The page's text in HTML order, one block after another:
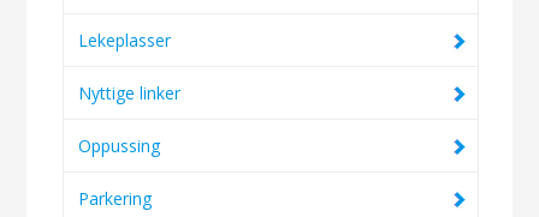
Lekeplasser
Nyttige linker
Oppussing
Parkering